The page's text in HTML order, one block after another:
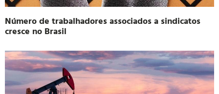
Número de trabalhadores associados a sindicatos
cresce no Brasil